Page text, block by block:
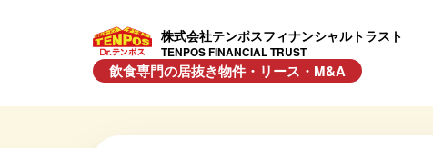
株式会社テンポスフィナンシャルトラスト
TENPOS FINANCIAL TRUST
飲食専門の居抜き物件・リース・M&A